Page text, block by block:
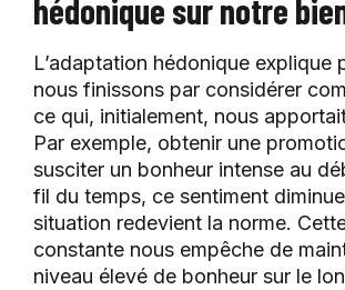
hédonique sur notre
L’adaptation hédonique explique
nous finissons par considérer
ce qui, initialement, nous
Par exemple, obtenir une
susciter un bonheur intense au
fil du temps, ce sentiment
situation redevient la norme.
constante nous empêche de
niveau élevé de bonheur sur le